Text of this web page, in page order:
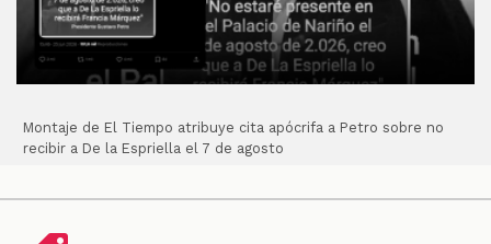
Montaje de El Tiempo atribuye cita apócrifa a Petro sobre no
recibir a De la Espriella el 7 de agosto